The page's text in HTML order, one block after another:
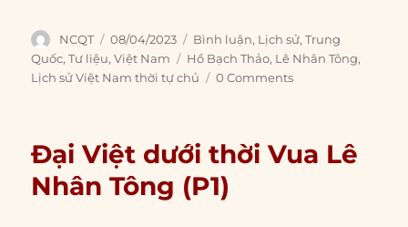
Author
NCQT
Posted
on
08/04/2023 Categories
Bình luận, Lịch sử,Trung
Quốc,Tư liệu,Việt Nam Tags
Hồ Bạch Thảo, Lê Nhân Tông,
Lịch sử Việt Nam thời tự chủ
0 Comments
Đại Việt dưới thời Vua Lê
Nhân Tông (P1)